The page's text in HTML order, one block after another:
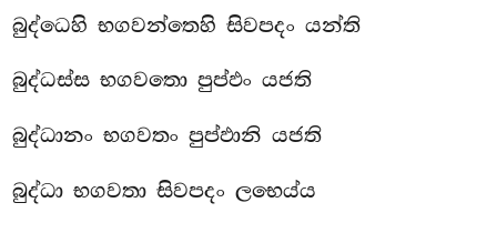
බුද්ධෙහි භගවන්තෙහි සිවපදං යන්ති
බුද්ධස්ස භගවතො පුප්ඵං යජති
බුද්ධානං භගවතං පුප්ඵානි යජති
බුද්ධා භගවතා සිවපදං ලභෙය්ය